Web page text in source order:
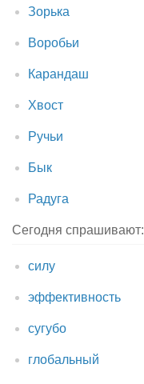
Зорька
Воробьи
Карандаш
Хвост
Ручьи
Бык
Радуга
Сегодня спрашивают:
силу
эффективность
сугубо
глобальный